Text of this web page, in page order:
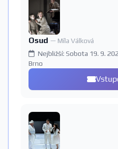
Osud — Míla Válková
Nejbližší: Sobota 19. 9.
Brno